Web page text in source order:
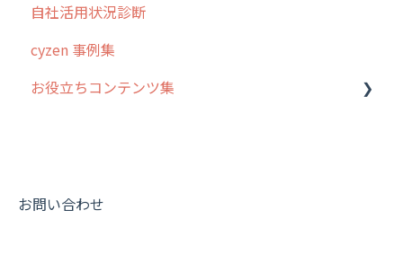
6. 基本的な使い方：ユーザー編
7. 初心者向けよくある質問集
8. 用語集
【業界業種別】cyzen設定方法
ステータス・主観
報告書・行動種別
勤怠管理
帳票出力
予定
日報
履歴
パフォーマンス
スポット
ステータス・主観
報告書・行動種別
活動通知
交通費自動計算
安全走行支援
写真管理・高画質化
その他オプション
グループ・ユーザーについて
GPS・位置情報 について
ルート自動記録 について
報告書について
自社活用状況診断
cyzen 事例集
お役立ちコンテンツ集
動画集：共通
お問い合わせ